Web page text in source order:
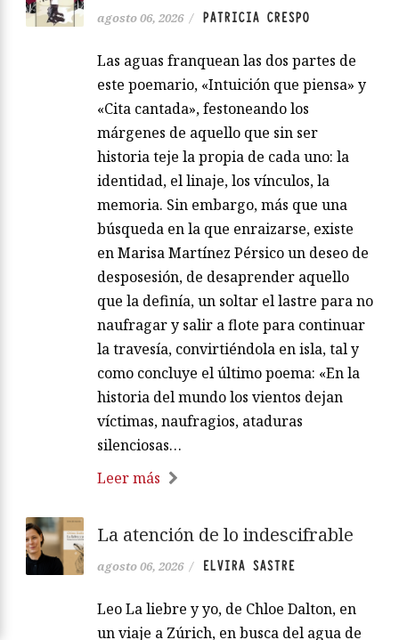
agosto 06, 2026 / PATRICIA CRESPO
Las aguas franquean las dos partes de
este poemario, «Intuición que piensa» y
«Cita cantada», festoneando los
márgenes de aquello que sin ser
historia teje la propia de cada uno: la
identidad, el linaje, los vínculos, la
memoria. Sin embargo, más que una
búsqueda en la que enraizarse, existe
en Marisa Martínez Pérsico un deseo de
desposesión, de desaprender aquello
que la definía, un soltar el lastre para no
naufragar y salir a flote para continuar
la travesía, convirtiéndola en isla, tal y
como concluye el último poema: «En la
historia del mundo los vientos dejan
víctimas, naufragios, ataduras
silenciosas…
Leer más
La atención de lo indescifrable
agosto 06, 2026 / ELVIRA SASTRE
Leo La liebre y yo, de Chloe Dalton, en
un viaje a Zúrich, en busca del agua de